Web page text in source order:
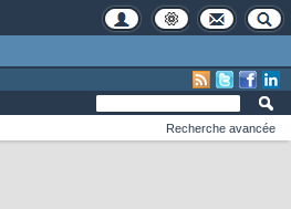
Recherche avancée